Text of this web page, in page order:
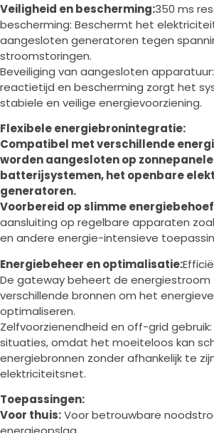
Veiligheid en bescherming:350 ms
bescherming: Beschermt het
aangesloten generatoren tegen
stroomstoringen.
Beveiliging van aangesloten
reactietijd en bescherming zorgt het
stabiele en veilige energievoorziening.
Flexibele energiebronintegratie:
Compatibel met verschillende
worden aangesloten op
batterijsystemen, het openbare
generatoren.
Voorbereid op slimme
aansluiting op regelbare apparaten
en andere energie-intensieve
Energiebeheer en optimalisatie:
De gateway beheert de energiestroom
verschillende bronnen om het
optimaliseren.
Zelfvoorzienendheid en off-grid
situaties, omdat het moeiteloos kan
energiebronnen zonder afhankelijk te
elektriciteitsnet.
Toepassingen:
Voor thuis:Voor betrouwbare